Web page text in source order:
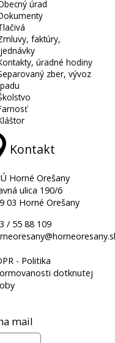
úrad
faktúry,
úradné hodiny
zber, vývoz
Kontakt
Horné Orešany
ulica 190/6
03 Horné Orešany
/ 55 88 109
- Politika
dotknutej
mail